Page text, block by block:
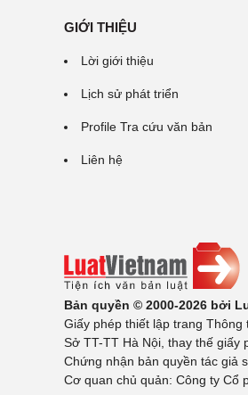
GIỚI THIỆU
Lời giới thiệu
Lịch sử phát triển
Profile Tra cứu văn bản
Liên hệ
Bản quyền © 2000-2026 bởi
Giấy phép thiết lập trang
Sở TT-TT Hà Nội, thay thế giấy
Chứng nhận bản quyền tác giả
Cơ quan chủ quản: Công ty Cổ